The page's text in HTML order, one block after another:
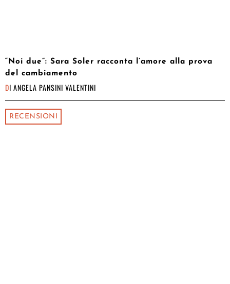
“Noi due”: Sara Soler racconta l’amore alla prova
del cambiamento
DI ANGELA PANSINI VALENTINI
RECENSIONI